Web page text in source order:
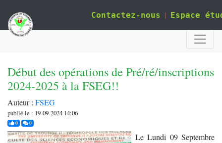
Contactez-nous | Espace
Début des opérations de Pré/ré/inscriptions
2024-2025 à la FSEG!!
Auteur : FSEG
publié le : 19-09-2024 14:06
0j'aime0commentaires
Le Lundi 09 Septembre